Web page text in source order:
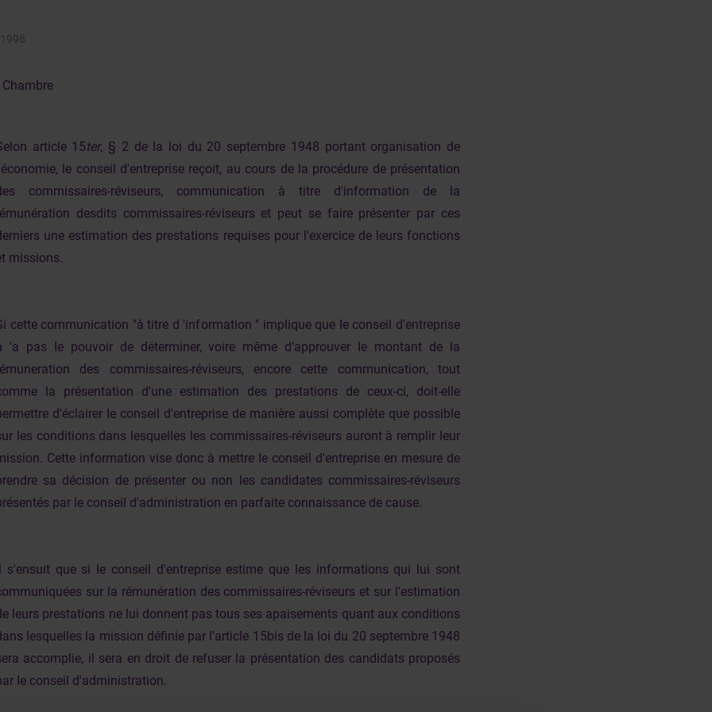
Chambre
article 15ter, § 2 de la loi du 20 septembre 1948 portant organisation de
le conseil d'entreprise reçoit, au cours de la procédure de présentation
commissaires-réviseurs, communication à titre d'information de la
desdits commissaires-réviseurs et peut se faire présenter par ces
une estimation des prestations requises pour l'exercice de leurs fonctions
missions.
cette communication "à titre d 'information " implique que Ie conseil d'entreprise
'a pas Ie pouvoir de déterminer, voire même d'approuver Ie montant de la
des commissaires-réviseurs, encore cette communication, tout
la présentation d'une estimation des prestations de ceux-ci, doit-elle
d'éclairer Ie conseil d'entreprise de manière aussi complète que possible
les conditions dans lesquelles les commissaires-réviseurs auront à remplir leur
Cette information vise donc à mettre Ie conseil d'entreprise en mesure de
sa décision de présenter ou non les candidates commissaires-réviseurs
par le conseil d'administration en parfaite connaissance de cause.
s'ensuit que si Ie conseil d'entreprise estime que les informations qui lui sont
sur la rémunération des commissaires-réviseurs et sur l'estimation
leurs prestations ne lui donnent pas tous ses apaisements quant aux conditions
lesquelles la mission définie par l'article 15bis de la loi du 20 septembre 1948
accomplie, il sera en droit de refuser la présentation des candidats proposés
Ie conseil d'administration.